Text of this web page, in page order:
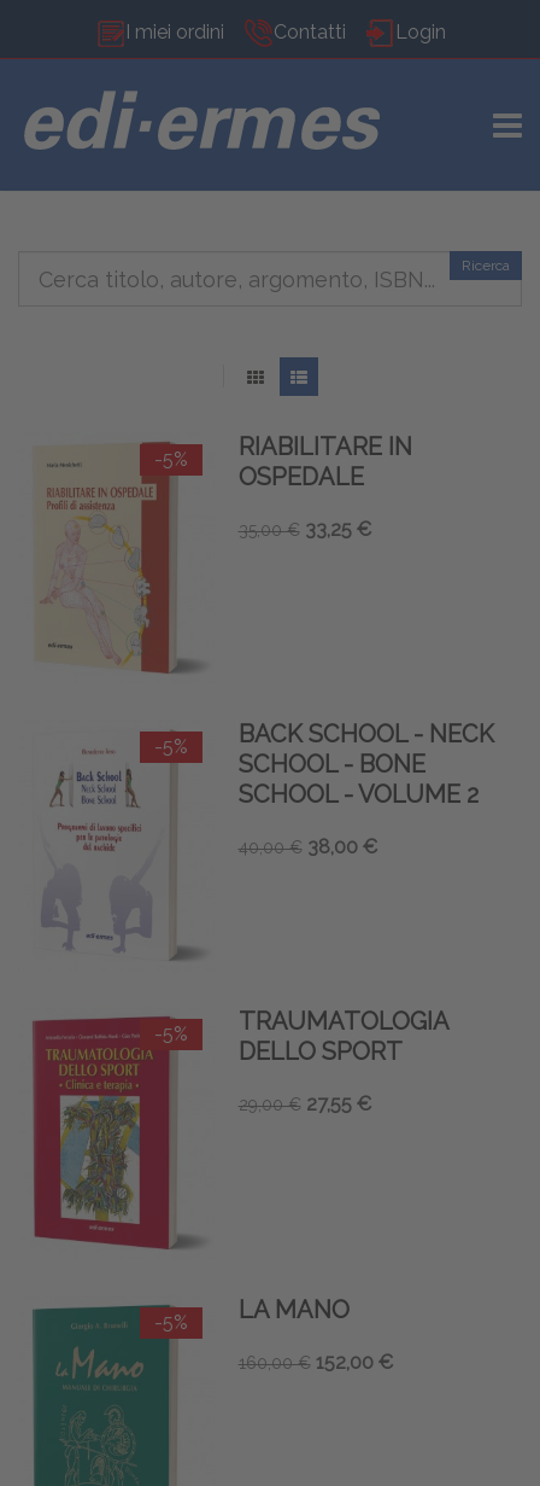
I miei ordini Contatti Login
Ricerca
-5%
RIABILITARE IN
OSPEDALE
35,00 € 33,25 €
-5%
BACK SCHOOL - NECK
SCHOOL - BONE
SCHOOL - VOLUME 2
40,00 € 38,00 €
-5%
TRAUMATOLOGIA
DELLO SPORT
29,00 € 27,55 €
-5% LA MANO
160,00 € 152,00 €